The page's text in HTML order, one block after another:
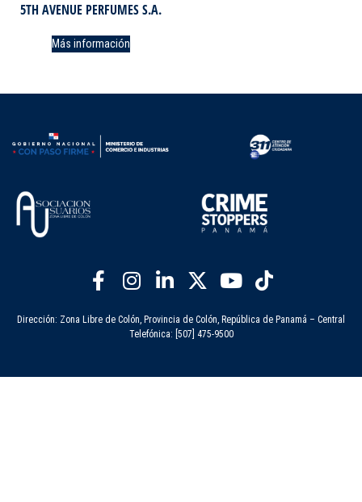
5TH AVENUE PERFUMES S.A.
Más información
Dirección: Zona Libre de Colón, Provincia de Colón, República de Panamá – Central
Telefónica: [507] 475-9500